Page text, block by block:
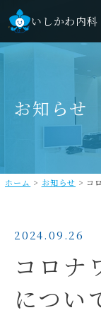
いしかわ内
お知らせ
ホーム > お知らせ > コ
2024.09.26
コロナ
につい